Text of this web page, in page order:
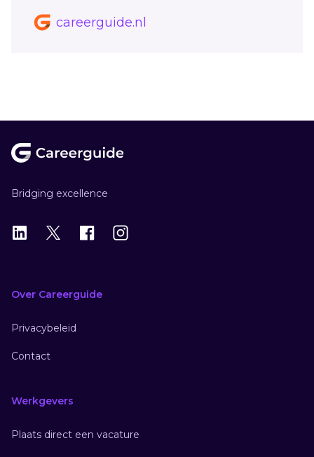
careerguide.nl
Bridging excellence
LinkedIn
X Instagram
Over Careerguide
Privacybeleid
Contact
Werkgevers
Plaats direct een vacature